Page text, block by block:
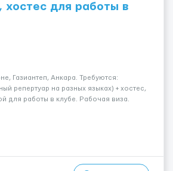
хостес для работы в
Газиантеп, Анкара. Требуются:
репертуар на разных языках) + хостеc,
для работы в клубе. Рабочая виза.
Мед. страховка. Высокая зарплат...